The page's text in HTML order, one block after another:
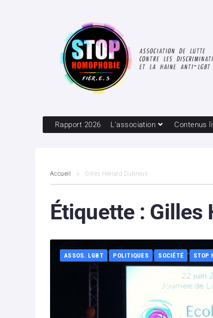
Rapport 2026 L’association Contenus
Accueil Gilles Hériard Dubreuil
Étiquette : Gilles
ASSOS. LGBT POLITIQUES SOCIÉTÉ STOP